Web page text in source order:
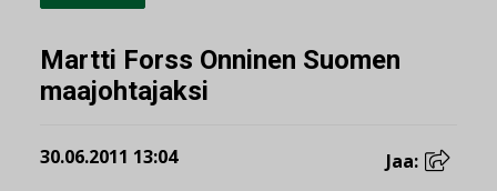
Martti Forss Onninen Suomen
maajohtajaksi
30.06.2011 13:04 Jaa: